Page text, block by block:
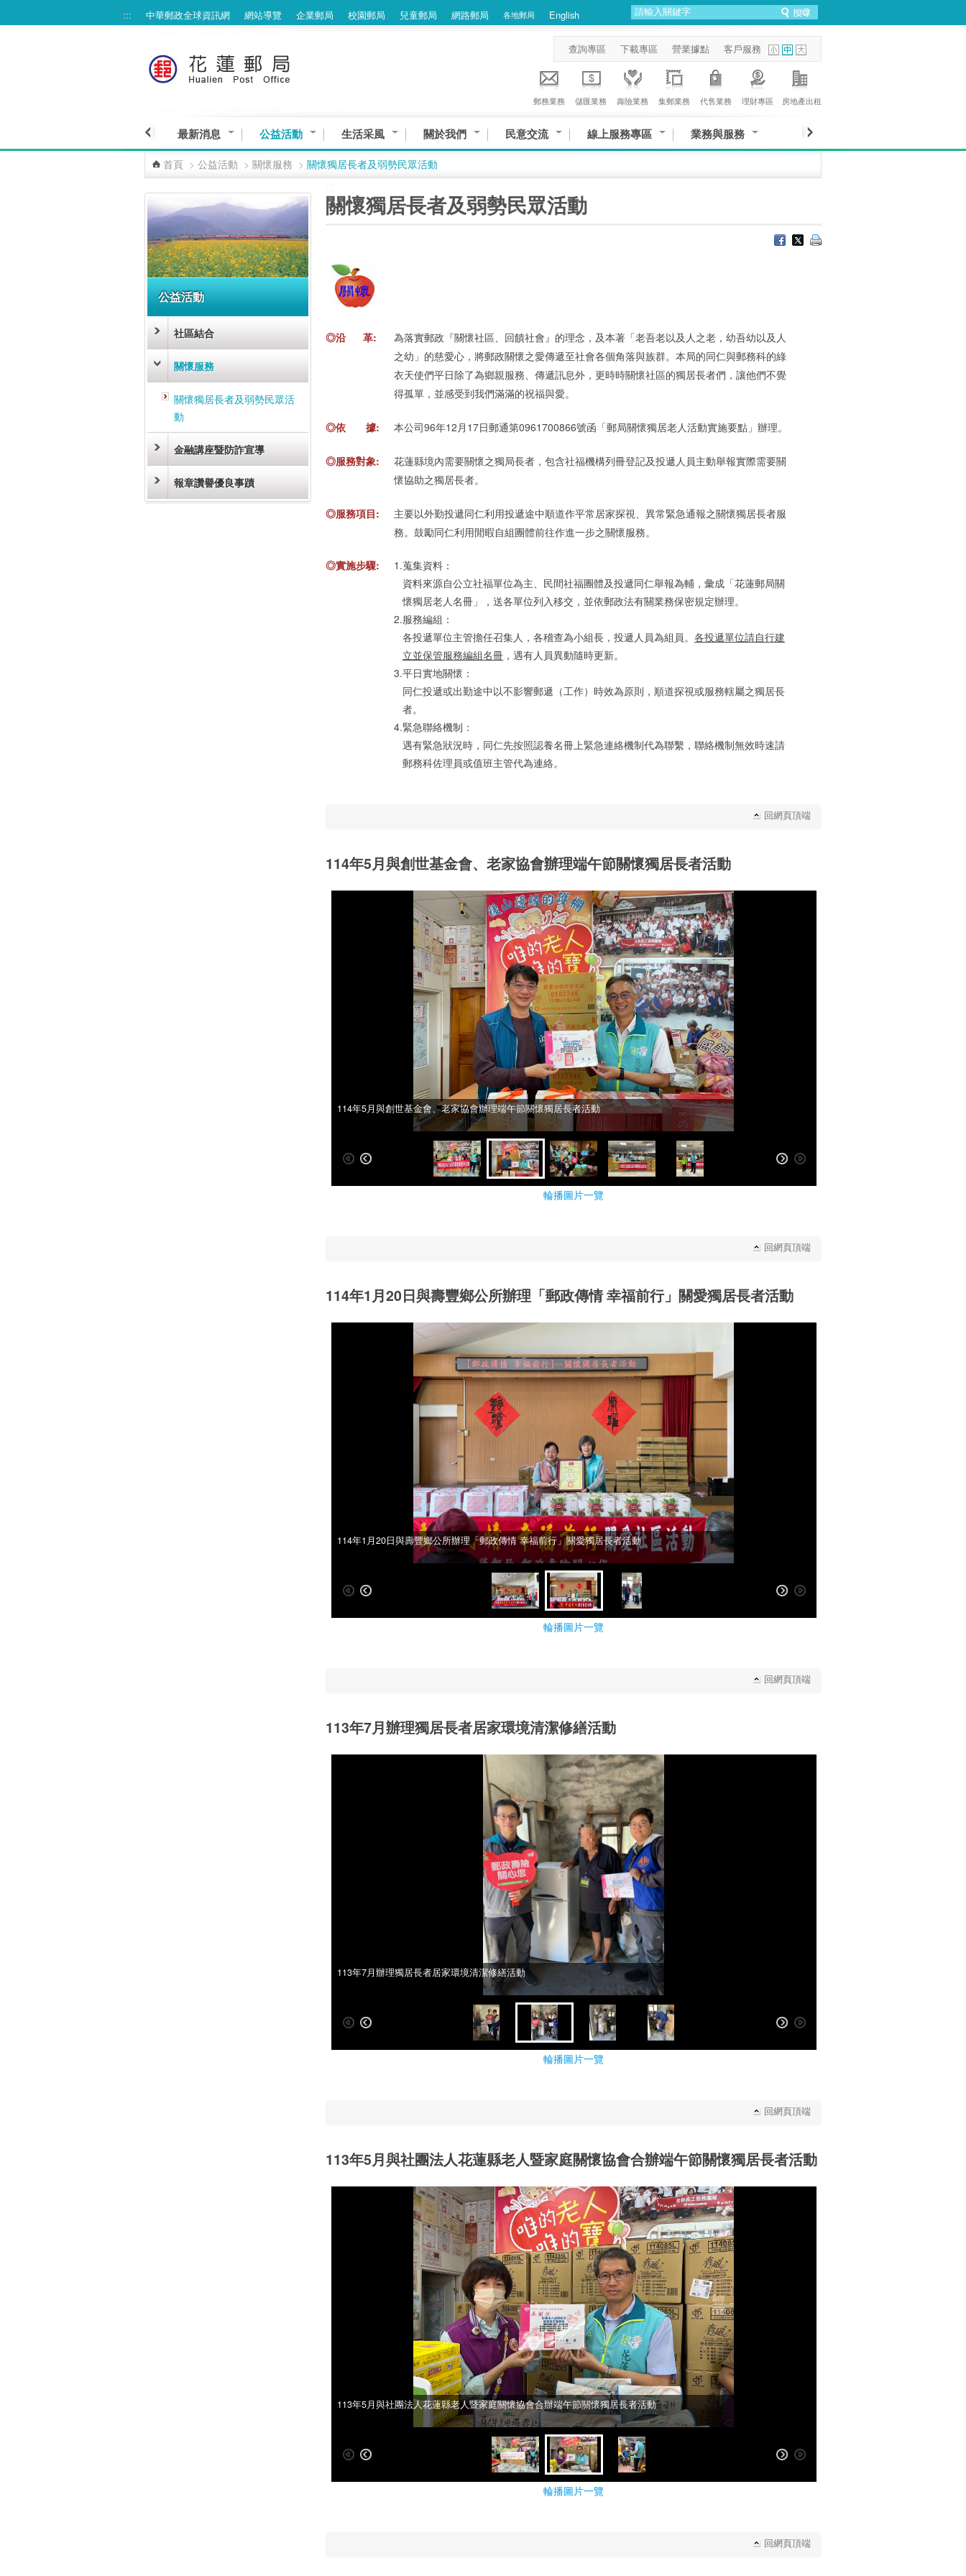
::: 中華郵政全球資訊網 網站導覽 企業郵局 校園郵局 兒童郵局 網路郵局 各地郵局 English
查詢專區 下載專區 營業據點 客戶服務
郵務業務 儲匯業務 壽險業務 集郵業務 代售業務 理財專區 房地產出租
最新消息 公益活動 生活采風 關於我們 民意交流 線上服務專區 業務與服務
首頁 > 公益活動 > 關懷服務 > 關懷獨居長者及弱勢民眾活動
公益活動
社區結合
關懷服務
關懷獨居長者及弱勢民眾活
動
金融講座暨防詐宣導
報章讚譽優良事蹟
關懷獨居長者及弱勢民眾活動
◎沿 革:
為落實郵政『關懷社區、回饋社會』的理念，及本著「老吾老以及人之老，幼吾幼以及人
之幼」的慈愛心，將郵政關懷之愛傳遞至社會各個角落與族群。本局的同仁與郵務科的綠
衣天使們平日除了為鄉親服務、傳遞訊息外，更時時關懷社區的獨居長者們，讓他們不覺
得孤單，並感受到我們滿滿的祝福與愛。
◎依 據: 本公司96年12月17日郵通第0961700866號函「郵局關懷獨居老人活動實施要點」辦理。
◎服務對象:
花蓮縣境內需要關懷之獨局長者，包含社福機構列冊登記及投遞人員主動舉報實際需要關
懷協助之獨居長者。
◎服務項目:
主要以外勤投遞同仁利用投遞途中順道作平常居家探視、異常緊急通報之關懷獨居長者服
務。鼓勵同仁利用閒暇自組團體前往作進一步之關懷服務。
◎實施步驟: 1.蒐集資料：
資料來源自公立社福單位為主、民間社福團體及投遞同仁舉報為輔，彙成「花蓮郵局關
懷獨居老人名冊」，送各單位列入移交，並依郵政法有關業務保密規定辦理。
2.服務編組：
各投遞單位主管擔任召集人，各稽查為小組長，投遞人員為組員。 各投遞單位請自行建
立並保管服務編組名冊 ，遇有人員異動隨時更新。
3.平日實地關懷：
同仁投遞或出勤途中以不影響郵遞（工作）時效為原則，順道探視或服務轄屬之獨居長
者。
4.緊急聯絡機制：
遇有緊急狀況時，同仁先按照認養名冊上緊急連絡機制代為聯繫，聯絡機制無效時速請
郵務科佐理員或值班主管代為連絡。
回網頁頂端
114年5月與創世基金會、老家協會辦理端午節關懷獨居長者活動
114年5月與創世基金會、老家協會辦理端午節關懷獨居長者活動
114年5月與創世基金會、老家協會辦理端午節關懷獨居長者活動
輪播圖片一覽
回網頁頂端
114年1月20日與壽豐鄉公所辦理「郵政傳情 幸福前行」關愛獨居長者活動
114年1月20日與壽豐鄉公所辦理「郵政傳情 幸福前行」關愛獨居長者活動
114年1月20日與壽豐鄉公所辦理「郵政傳情 幸福前行」關愛獨居長者活動
輪播圖片一覽
回網頁頂端
113年7月辦理獨居長者居家環境清潔修繕活動
113年7月辦理獨居長者居家環境清潔修繕活動
113年7月辦理獨居長者居家環境清潔修繕活動
輪播圖片一覽
回網頁頂端
113年5月與社團法人花蓮縣老人暨家庭關懷協會合辦端午節關懷獨居長者活動
113年5月與社團法人花蓮縣老人暨家庭關懷協會合辦端午節關懷獨居長者活動
113年5月與社團法人花蓮縣老人暨家庭關懷協會合辦端午節關懷獨居長者活動
輪播圖片一覽
回網頁頂端